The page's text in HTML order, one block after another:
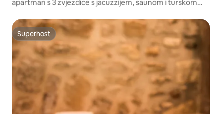
apartman s 3 zvjezdice s jacuzzijem, saunom i turskom
Superhost
Superhost